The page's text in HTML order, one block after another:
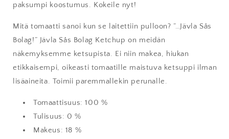
paksumpi koostumus. Kokeile nyt!
Mitä tomaatti sanoi kun se laitettiin pulloon? ”…Jävla Sås
Bolag!” Jävla Sås Bolag Ketchup on meidän
näkemyksemme ketsupista. Ei niin makea, hiukan
etikkaisempi, oikeasti tomaatille maistuva ketsuppi ilman
lisäaineita. Toimii paremmallekin perunalle.
Tomaattisuus: 100 %
Tulisuus: 0 %
Makeus: 18 %